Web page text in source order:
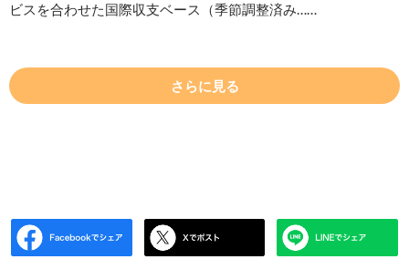
ビスを合わせた国際収支ベース（季節調整済み……
さらに見る